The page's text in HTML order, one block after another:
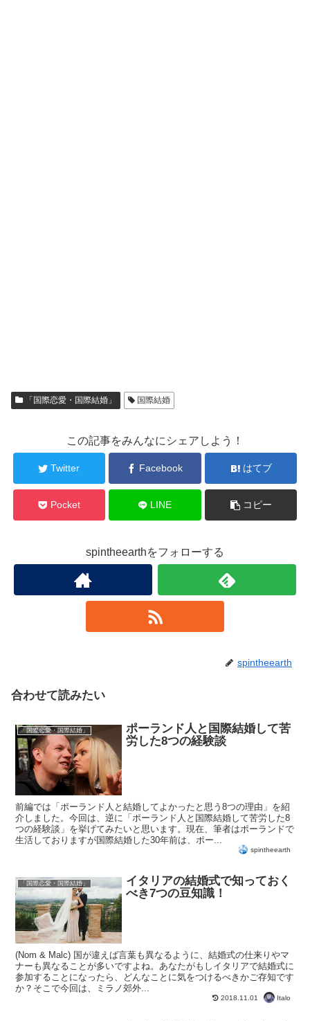
「国際恋愛・国際結婚」 国際結婚
この記事をみんなにシェアしよう！
Twitter Facebook はてブ
Pocket LINE コピー
spintheearthをフォローする
spintheearth
合わせて読みたい
「国際恋愛・国際結婚」
ポーランド人と国際結婚して苦
労した8つの経験談
前編では「ポーランド人と結婚してよかったと思う8つの理由」を紹
介しました。今回は、逆に「ポーランド人と国際結婚して苦労した8
つの経験談」を挙げてみたいと思います。現在、筆者はポーランドで
生活しておりますが国際結婚した30年前は、ポー...
spintheearth
「国際恋愛・国際結婚」
イタリアの結婚式で知っておく
べき7つの豆知識！
(Nom & Malc) 国が違えば言葉も異なるように、結婚式の仕来りやマ
ナーも異なることが多いですよね。あなたがもしイタリアで結婚式に
参加することになったら、どんなことに気をつけるべきかご存知です
か？そこで今回は、ミラノ郊外...
2018.11.01 Italo